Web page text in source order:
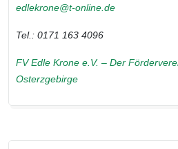
edlekrone@t-online.de
Tel.: 0171 163 4096
FV Edle Krone e.V. – Der
Osterzgebirge